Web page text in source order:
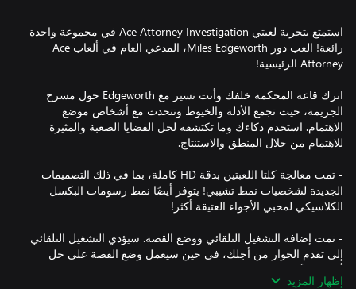
استمتع بتجربة لعبتي Ace Attorney Investigation في مجموعة واحدة
رائعة! العب دور Miles Edgeworth، المدعي العام في ألعاب Ace
اترك قاعة المحكمة خلفك وأنت تسير مع Edgeworth حول مسرح
الجريمة، حيث تجمع الأدلة والخيوط وتتحدث مع أشخاص موضع
الاهتمام. استخدم ذكاءك وما تكتشفه لحل القضايا الصعبة والمثيرة
- تمت معالجة كلتا اللعبتين بدقة HD كاملة، بما في ذلك التصميمات
الجديدة لشخصيات نمط تشيبي! يتوفر أيضًا نمط رسومات البكسل
- تمت إضافة التشغيل التلقائي ووضع القصة. سيؤدي التشغيل التلقائي
إلى تقدم الحوار من أجلك، في حين سيعمل وضع القصة على حل
أصعب الألغاز نيابةً عنك - وهو مثالي لمن يريد فقط الجلوس والاستمتاع
إظهار المزيد